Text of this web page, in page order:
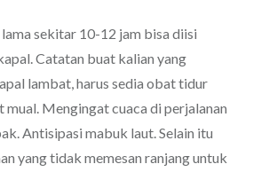
sekitar 10-12 jam bisa diisi
Catatan buat kalian yang
lambat, harus sedia obat tidur
Mengingat cuaca di perjalanan
Antisipasi mabuk laut. Selain itu
yang tidak memesan ranjang untuk